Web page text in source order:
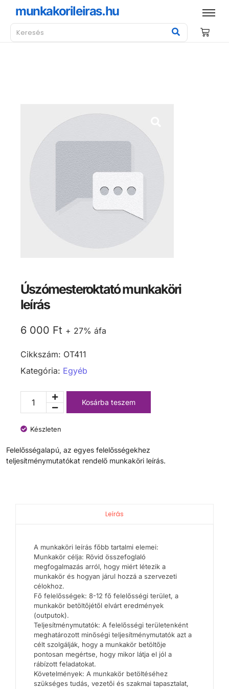
munkakorileiras.hu
Úszómesteroktató munkaköri
leírás
6 000 Ft + 27% áfa
Cikkszám: OT411
Kategória: Egyéb
Kosárba teszem
Készleten
Felelősségalapú, az egyes felelősségekhez
teljesítménymutatókat rendelő munkaköri leírás.
Leírás
A munkaköri leírás főbb tartalmi elemei:
Munkakör célja: Rövid összefoglaló
megfogalmazás arról, hogy miért létezik a
munkakör és hogyan járul hozzá a szervezeti
célokhoz.
Fő felelősségek: 8-12 fő felelősségi terület, a
munkakör betöltőjétől elvárt eredmények
(outputok).
Teljesítménymutatók: A felelősségi területenként
meghatározott minőségi teljesítménymutatók azt a
célt szolgálják, hogy a munkakör betöltője
pontosan megértse, hogy mikor látja el jól a
rábízott feladatokat.
Követelmények: A munkakör betöltéséhez
szükséges tudás, vezetői és szakmai tapasztalat,